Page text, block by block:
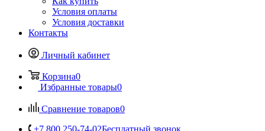
Условия оплаты
Условия доставки
Контакты
Личный кабинет
Корзина0
Избранные товары0
Сравнение товаров0
+7 800 250-74-02Бесплатный звонок